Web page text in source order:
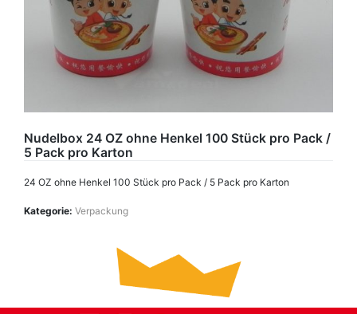
Nudelbox 24 OZ ohne Henkel 100 Stück pro Pack /
5 Pack pro Karton
24 OZ ohne Henkel 100 Stück pro Pack / 5 Pack pro Karton
Kategorie: Verpackung